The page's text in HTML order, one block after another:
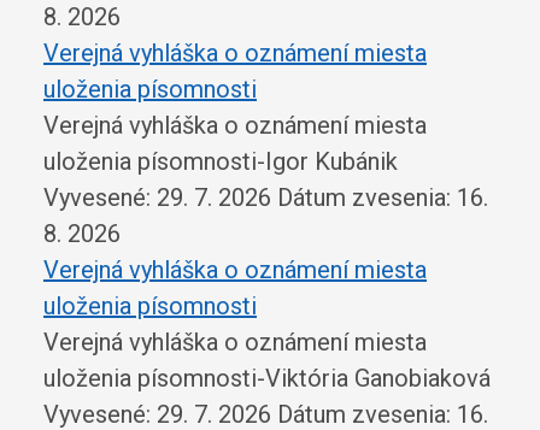
8. 2026
Verejná vyhláška o oznámení miesta
uloženia písomnosti
Verejná vyhláška o oznámení miesta
uloženia písomnosti-Igor Kubánik
Vyvesené: 29. 7. 2026 Dátum zvesenia: 16.
8. 2026
Verejná vyhláška o oznámení miesta
uloženia písomnosti
Verejná vyhláška o oznámení miesta
uloženia písomnosti-Viktória Ganobiaková
Vyvesené: 29. 7. 2026 Dátum zvesenia: 16.